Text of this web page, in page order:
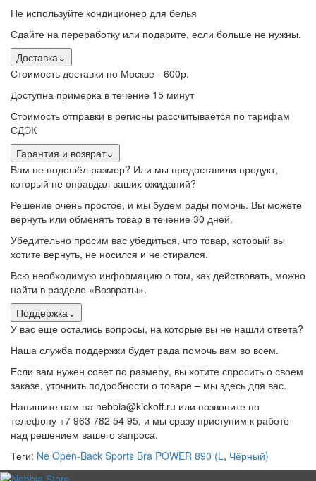
Не используйте кондиционер для белья
Сдайте на переработку или подарите, если больше не нужны.
Доставка⌄
Стоимость доставки по Москве - 600р.
Доступна примерка в течение 15 минут
Стоимость отправки в регионы рассчитывается по тарифам
СДЭК
Гарантия и возврат⌄
Вам не подошёл размер? Или мы предоставили продукт,
который не оправдал ваших ожиданий?
Решение очень простое, и мы будем рады помочь. Вы можете
вернуть или обменять товар в течение 30 дней.
Убедительно просим вас убедиться, что товар, который вы
хотите вернуть, не носился и не стирался.
Всю необходимую информацию о том, как действовать, можно
найти в разделе «Возвраты».
Поддержка⌄
У вас еще остались вопросы, на которые вы не нашли ответа?
Наша служба поддержки будет рада помочь вам во всем.
Если вам нужен совет по размеру, вы хотите спросить о своем
заказе, уточнить подробности о товаре – мы здесь для вас.
Напишите нам на nebbia@kickoff.ru или позвоните по
телефону +7 963 782 54 95, и мы сразу приступим к работе
над решением вашего запроса.
Теги: Ne Open-Back Sports Bra POWER 890 (L, Чёрный)